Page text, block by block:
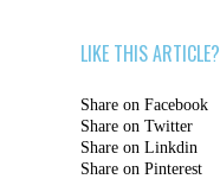
LIKE THIS ARTICLE?
Share on Facebook
Share on Twitter
Share on Linkdin
Share on Pinterest